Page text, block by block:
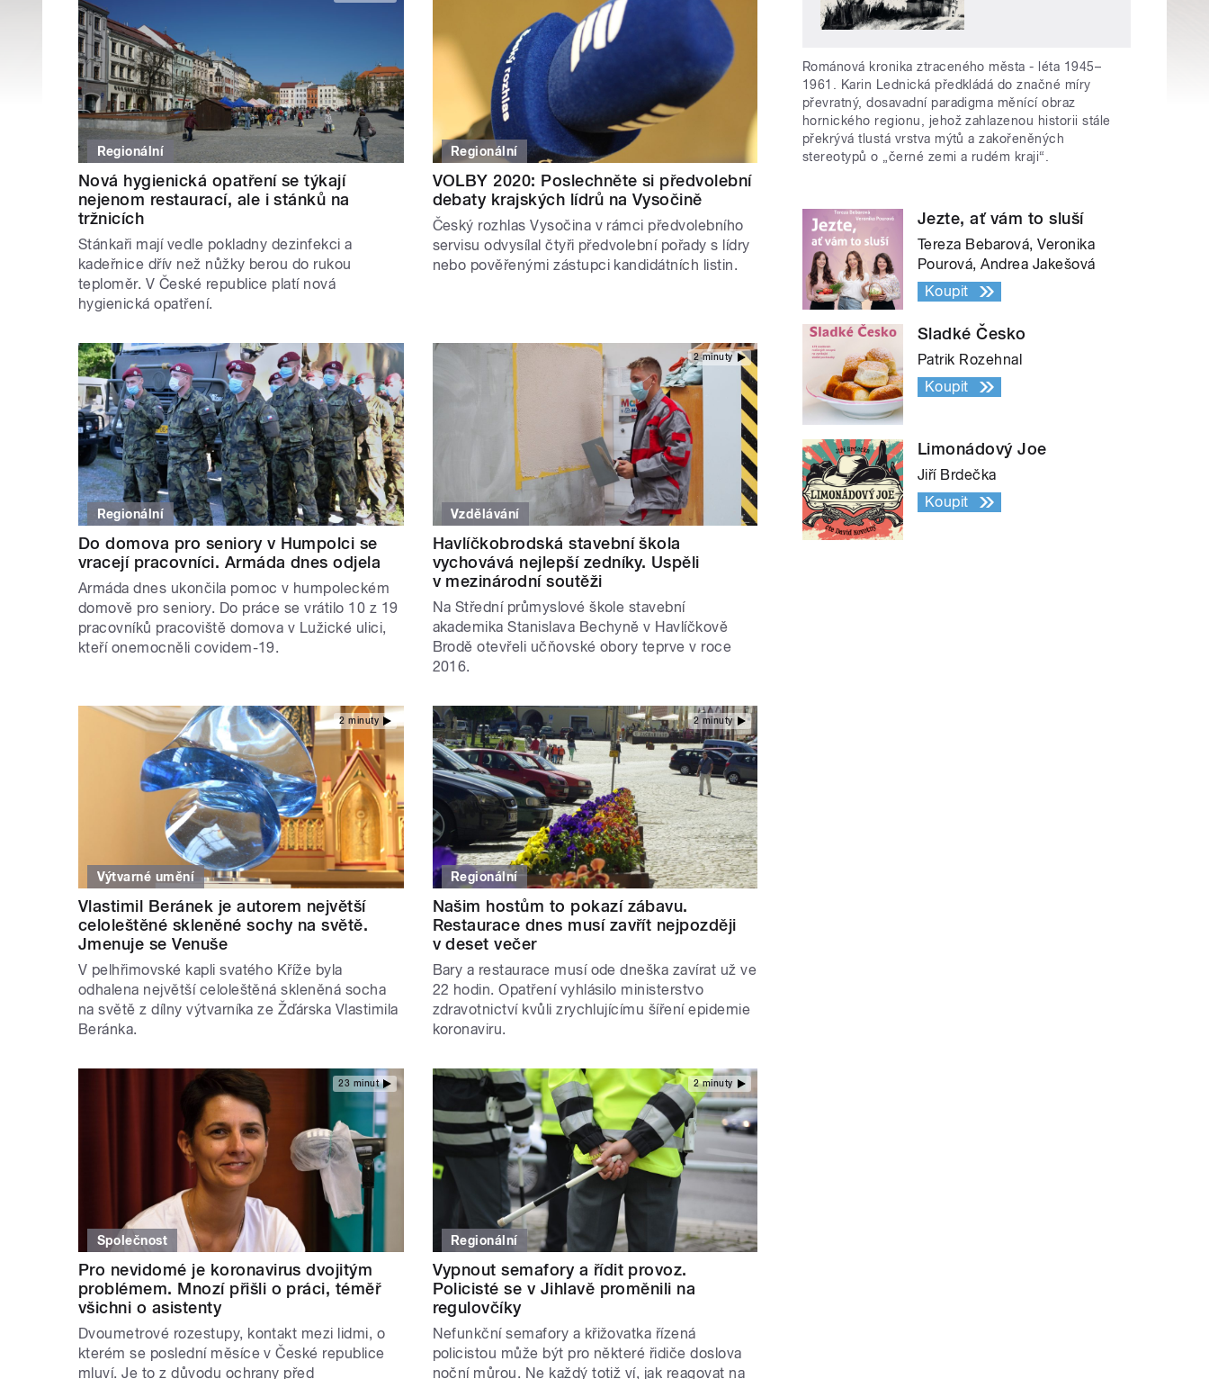
Regionální
Nová hygienická opatření se týkají
nejenom restaurací, ale i stánků na
tržnicích
Stánkaři mají vedle pokladny dezinfekci a
kadeřnice dřív než nůžky berou do rukou
teploměr. V České republice platí nová
hygienická opatření.
Regionální
VOLBY 2020: Poslechněte si předvolební
debaty krajských lídrů na Vysočině
Český rozhlas Vysočina v rámci předvolebního
servisu odvysílal čtyři předvolební pořady s lídry
nebo pověřenými zástupci kandidátních listin.
Regionální
Do domova pro seniory v Humpolci se
vracejí pracovníci. Armáda dnes odjela
Armáda dnes ukončila pomoc v humpoleckém
domově pro seniory. Do práce se vrátilo 10 z 19
pracovníků pracoviště domova v Lužické ulici,
kteří onemocněli covidem-19.
2 minuty
Vzdělávání
Havlíčkobrodská stavební škola
vychovává nejlepší zedníky. Uspěli
v mezinárodní soutěži
Na Střední průmyslové škole stavební
akademika Stanislava Bechyně v Havlíčkově
Brodě otevřeli učňovské obory teprve v roce
2016.
2 minuty
Výtvarné umění
Vlastimil Beránek je autorem největší
celoleštěné skleněné sochy na světě.
Jmenuje se Venuše
V pelhřimovské kapli svatého Kříže byla
odhalena největší celoleštěná skleněná socha
na světě z dílny výtvarníka ze Žďárska Vlastimila
Beránka.
2 minuty
Regionální
Našim hostům to pokazí zábavu.
Restaurace dnes musí zavřít nejpozději
v deset večer
Bary a restaurace musí ode dneška zavírat už ve
22 hodin. Opatření vyhlásilo ministerstvo
zdravotnictví kvůli zrychlujícímu šíření epidemie
koronaviru.
23 minut
Společnost
Pro nevidomé je koronavirus dvojitým
problémem. Mnozí přišli o práci, téměř
všichni o asistenty
Dvoumetrové rozestupy, kontakt mezi lidmi, o
kterém se poslední měsíce v České republice
mluví. Je to z důvodu ochrany před
2 minuty
Regionální
Vypnout semafory a řídit provoz.
Policisté se v Jihlavě proměnili na
regulovčíky
Nefunkční semafory a křižovatka řízená
policistou může být pro některé řidiče doslova
noční můrou. Ne každý totiž ví, jak reagovat na
Románová kronika ztraceného města - léta 1945–
1961. Karin Lednická předkládá do značné míry
převratný, dosavadní paradigma měnící obraz
hornického regionu, jehož zahlazenou historii stále
překrývá tlustá vrstva mýtů a zakořeněných
stereotypů o „černé zemi a rudém kraji“.
Jezte, ať vám to sluší
Tereza Bebarová, Veronika
Pourová, Andrea Jakešová
Koupit
Sladké Česko
Patrik Rozehnal
Koupit
Limonádový Joe
Jiří Brdečka
Koupit